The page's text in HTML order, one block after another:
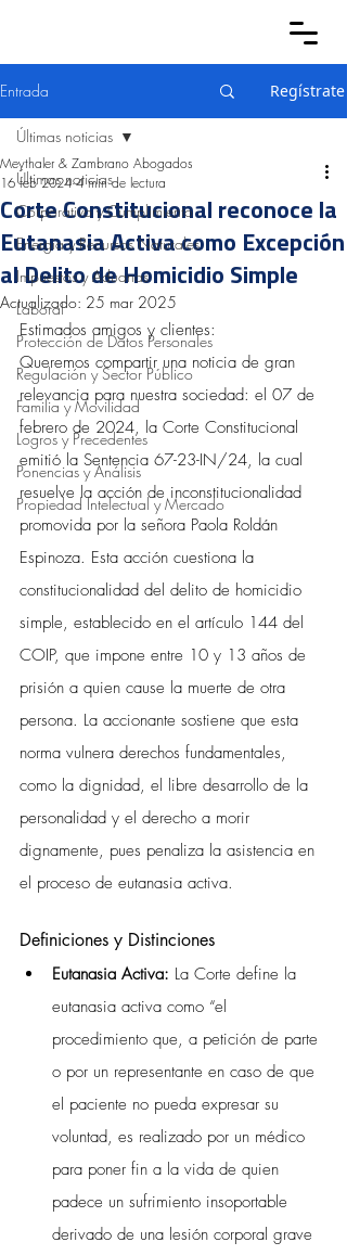
Entrada Regístrate
Últimas noticias
Corporativo y Cumplimiento
Energía y Recursos Naturales
Impuestos y Aduanas
Laboral
Protección de Datos Personales
Regulación y Sector Público
Familia y Movilidad
Logros y Precedentes
Ponencias y Análisis
Propiedad Intelectual y Mercado
Últimas noticias
Corte Constitucional reconoce la
Eutanasia Activa como Excepción
al Delito de Homicidio Simple
Meythaler & Zambrano Abogados
16 feb 2024 4 min de lectura
Actualizado: 25 mar 2025
Estimados amigos y clientes:
Queremos compartir una noticia de gran
relevancia para nuestra sociedad: el 07 de
febrero de 2024, la Corte Constitucional
emitió la Sentencia 67-23-IN/24, la cual
resuelve la acción de inconstitucionalidad
promovida por la señora Paola Roldán
Espinoza. Esta acción cuestiona la
constitucionalidad del delito de homicidio
simple, establecido en el artículo 144 del
COIP, que impone entre 10 y 13 años de
prisión a quien cause la muerte de otra
persona. La accionante sostiene que esta
norma vulnera derechos fundamentales,
como la dignidad, el libre desarrollo de la
personalidad y el derecho a morir
dignamente, pues penaliza la asistencia en
el proceso de eutanasia activa.
Definiciones y Distinciones
Eutanasia Activa: La Corte define la
eutanasia activa como “el
procedimiento que, a petición de parte
o por un representante en caso de que
el paciente no pueda expresar su
voluntad, es realizado por un médico
para poner fin a la vida de quien
padece un sufrimiento insoportable
derivado de una lesión corporal grave